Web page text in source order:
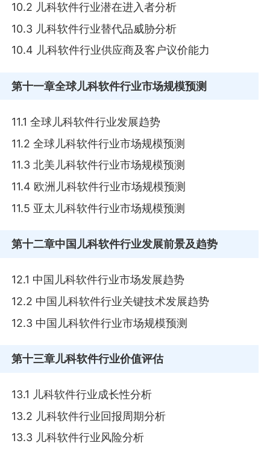
10.2 儿科软件行业潜在进入者分析
10.3 儿科软件行业替代品威胁分析
10.4 儿科软件行业供应商及客户议价能力
第十一章全球儿科软件行业市场规模预测
11.1 全球儿科软件行业发展趋势
11.2 全球儿科软件行业市场规模预测
11.3 北美儿科软件行业市场规模预测
11.4 欧洲儿科软件行业市场规模预测
11.5 亚太儿科软件行业市场规模预测
第十二章中国儿科软件行业发展前景及趋势
12.1 中国儿科软件行业市场发展趋势
12.2 中国儿科软件行业关键技术发展趋势
12.3 中国儿科软件行业市场规模预测
第十三章儿科软件行业价值评估
13.1 儿科软件行业成长性分析
13.2 儿科软件行业回报周期分析
13.3 儿科软件行业风险分析